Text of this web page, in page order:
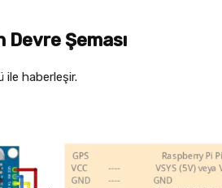
Devre Şeması
ile haberleşir.